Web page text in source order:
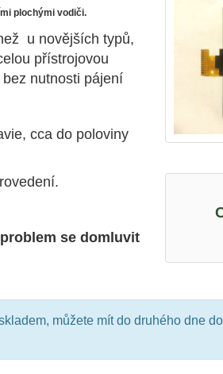
plochými vodiči.
u novějších typů,
přístrojovou
nutnosti pájení
cca do poloviny
se domluvit
můžete mít do druhého dne